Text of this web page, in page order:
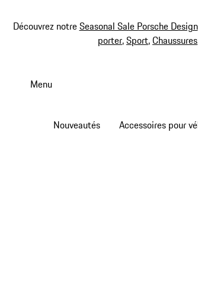
Découvrez notreSeasonal Sale Porsche Design
porter,Sport,Chaussures
Menu
Nouveautés Accessoires pour